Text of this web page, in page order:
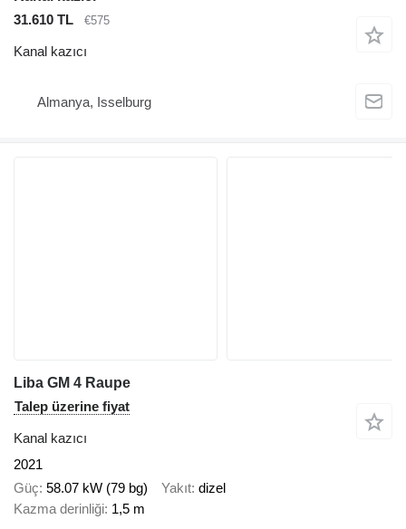
31.610 TL
€575
Kanal kazıcı
Almanya, Isselburg
Liba GM 4 Raupe
Talep üzerine fiyat
Kanal kazıcı
2021
Güç 58.07 kW (79 bg) Yakıt dizel
Kazma derinliği 1,5 m